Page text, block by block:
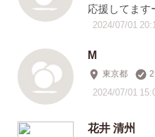
応援してます
2024/07/01
M
東京都
2024/07/01
花井 清州